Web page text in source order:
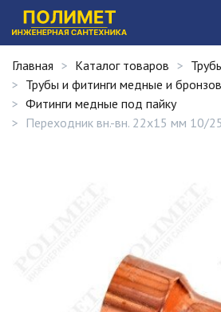
Главная Каталог товаров
Трубы и фитинги медные и
Фитинги медные под пайку
Переходник вн.-вн. 22х15 мм 10/